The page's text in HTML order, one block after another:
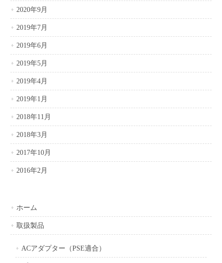
2020年9月
2019年7月
2019年6月
2019年5月
2019年4月
2019年1月
2018年11月
2018年3月
2017年10月
2016年2月
ホーム
取扱製品
ACアダプター（PSE適合）